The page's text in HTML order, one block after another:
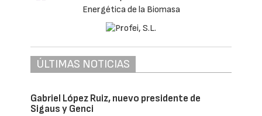
ÚLTIMAS NOTICIAS
Gabriel López Ruiz, nuevo presidente de
Sigaus y Genci